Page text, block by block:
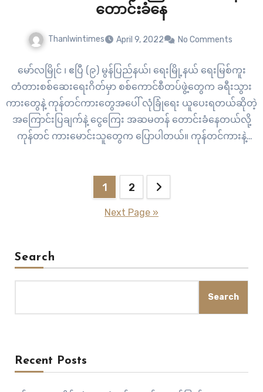
တောင်းခံနေ
Thanlwintimes April 9, 2022 No Comments
မော်လမြိုင် ၊ ဧပြီ (၉) မွန်ပြည်နယ်၊ ရေးမြို့နယ် ရေးမြစ်ကူး
တံတားစစ်ဆေးရေးဂိတ်မှာ စစ်ကောင်စီတပ်ဖွဲ့တွေက ခရီးသွား
ကားတွေနဲ့ ကုန်တင်ကားတွေအပေါ် လုံခြုံရေး ယူပေးရတယ်ဆိုတဲ့
အကြောင်းပြချက်နဲ့ ငွေကြေး အဆမတန် တောင်းခံနေတယ်လို့
ကုန်တင် ကားမောင်းသူတွေက ပြောပါတယ်။ ကုန်တင်ကားနဲ့
တစ်သိန်းနှုန်း တောင်းခံလာတယ်လို့ ကုန်တင်ကားမောင်းသူ…
1 2
Next Page »
Search
Search
Recent Posts